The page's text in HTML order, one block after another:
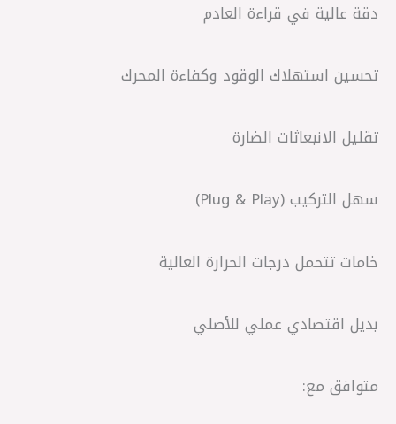
دقة عالية في قراءة العادم
تحسين استهلاك الوقود وكفاءة المحرك
تقليل الانبعاثات الضارة
سهل التركيب (Plug & Play)
خامات تتحمل درجات الحرارة العالية
بديل اقتصادي عملي للأصلي
متوافق مع: